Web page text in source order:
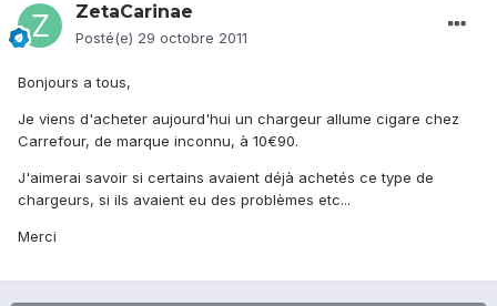
ZetaCarinae
Posté(e) 29 octobre 2011
Bonjours a tous,
Je viens d'acheter aujourd'hui un chargeur allume cigare chez
Carrefour, de marque inconnu, à 10€90.
J'aimerai savoir si certains avaient déjà achetés ce type de
chargeurs, si ils avaient eu des problèmes etc...
Merci